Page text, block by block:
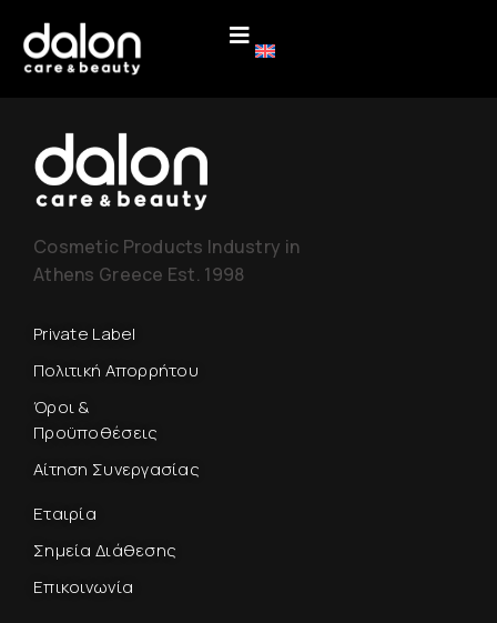
Cosmetic Products Industry in
Athens Greece Est. 1998
Private Label
Πολιτική Απορρήτου
Όροι &
Προϋποθέσεις
Αίτηση Συνεργασίας
Εταιρία
Σημεία Διάθεσης
Επικοινωνία